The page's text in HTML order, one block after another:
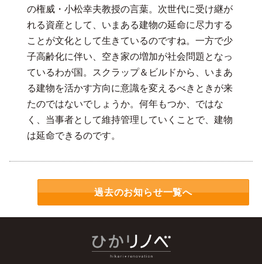
の権威・小松幸夫教授の言葉。次世代に受け継が
れる資産として、いまある建物の延命に尽力する
ことが文化として生きているのですね。一方で少
子高齢化に伴い、空き家の増加が社会問題となっ
ているわが国。スクラップ＆ビルドから、いまあ
る建物を活かす方向に意識を変えるべきときが来
たのではないでしょうか。何年もつか、ではな
く、当事者として維持管理していくことで、建物
は延命できるのです。
過去のお知らせ一覧へ